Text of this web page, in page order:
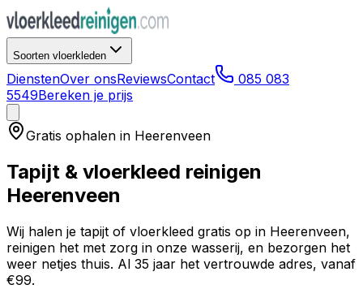
Soorten vloerkleden
DienstenOver onsReviewsContact
085 083
5549Bereken je prijs
Gratis ophalen in Heerenveen
Tapijt & vloerkleed reinigen
Heerenveen
Wij halen je tapijt of vloerkleed gratis op in Heerenveen,
reinigen het met zorg in onze wasserij, en bezorgen het
weer netjes thuis. Al 35 jaar het vertrouwde adres, vanaf
€99.